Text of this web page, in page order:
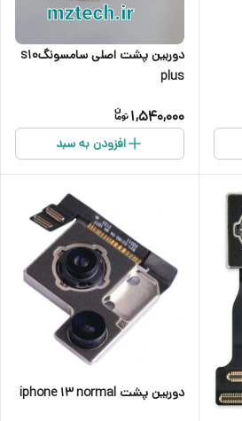
دوربین پشت اصلی سامسونگs10
plus
1,540,000
افزودن به سبد
دوربین پشت iphone 13 normal